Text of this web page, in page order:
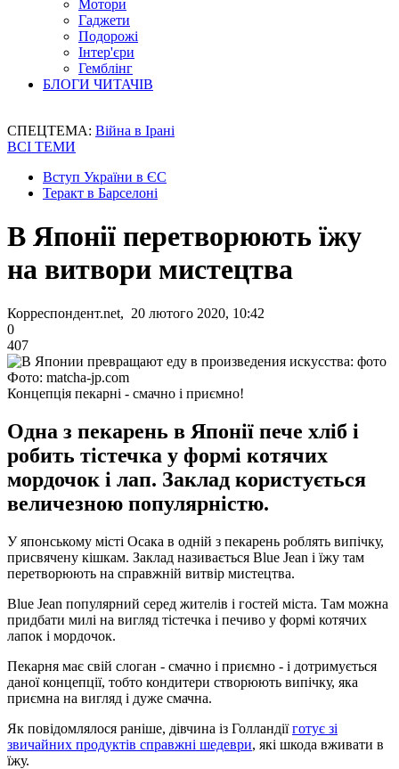
Мотори
Гаджети
Подорожі
Інтер'єри
Гемблінг
БЛОГИ ЧИТАЧІВ
СПЕЦТЕМА: Війна в Ірані
ВСІ ТЕМИ
Вступ України в ЄС
Теракт в Барселоні
В Японії перетворюють їжу
на витвори мистецтва
Корреспондент.net, 20 лютого 2020, 10:42
0
407
Фото: matcha-jp.com
Концепція пекарні - смачно і приємно!
Одна з пекарень в Японії пече хліб і
робить тістечка у формі котячих
мордочок і лап. Заклад користується
величезною популярністю.
У японському місті Осака в одній з пекарень роблять випічку,
присвячену кішкам. Заклад називається Blue Jean і їжу там
перетворюють на справжній витвір мистецтва.
Blue Jean популярний серед жителів і гостей міста. Там можна
придбати милі на вигляд тістечка і печиво у формі котячих
лапок і мордочок.
Пекарня має свій слоган - смачно і приємно - і дотримується
даної концепції, тобто кондитери створюють випічку, яка
приємна на вигляд і дуже смачна.
Як повідомлялося раніше, дівчина із Голландіїготує зі
звичайних продуктів справжні шедеври, які шкода вживати в
їжу.